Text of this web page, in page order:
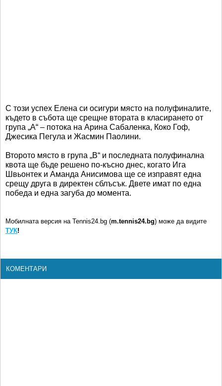
С този успех Елена си осигури място на полуфиналите,
където в събота ще срещне втората в класирането от
група „A“ – потока на Арина Сабаленка, Коко Гоф,
Джесика Пегула и Жасмин Паолини.
Второто място в група „B“ и последната полуфинална
квота ще бъде решено по-късно днес, когато Ига
Швьонтек и Аманда Анисимова ще се изправят една
срещу друга в директен сблъсък. Двете имат по една
победа и една загуба до момента.
Мобилната версия на Tennis24.bg (m.tennis24.bg) може да видите
ТУК!
КОМЕНТАРИ